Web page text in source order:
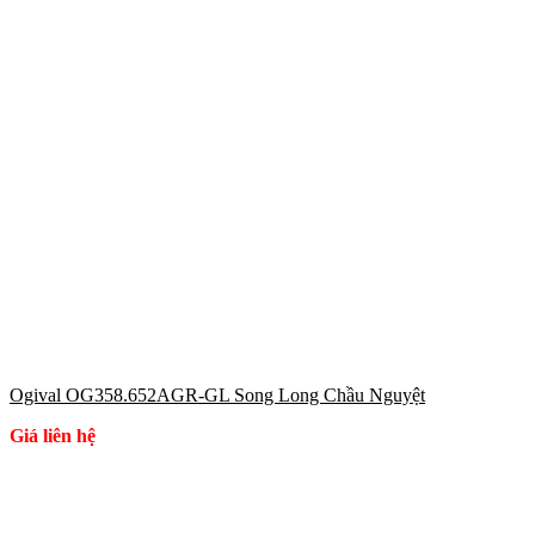
Ogival OG358.652AGR-GL Song Long Chầu Nguyệt
Giá liên hệ